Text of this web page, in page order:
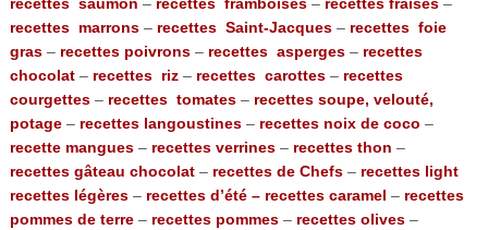
recettes marrons– recettes Saint-Jacques– recettes foie
gras–recettes poivrons– recettes asperges – recettes
chocolat– recettes riz– recettes carottes– recettes
courgettes– recettes tomates– recettes soupe, velouté,
potage– recettes langoustines–recettes noix de coco –
recette mangues– recettes verrines– recettes thon –
recettes gâteau chocolat– recettes de Chefs– recettes light
recettes légères– recettes d’été –recettes caramel – recettes
pommes de terre– recettes pommes– recettes olives–